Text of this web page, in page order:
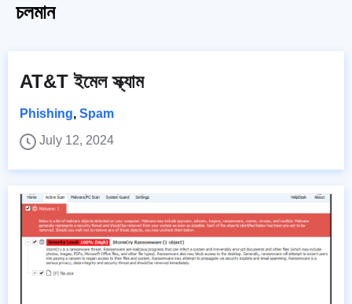
চলমান
AT&T ইমেল স্ক্যাম
Phishing, Spam
July 12, 2024